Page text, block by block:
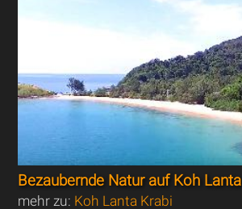
Bezaubernde Natur auf Koh Lanta
mehr zu: Koh Lanta Krabi